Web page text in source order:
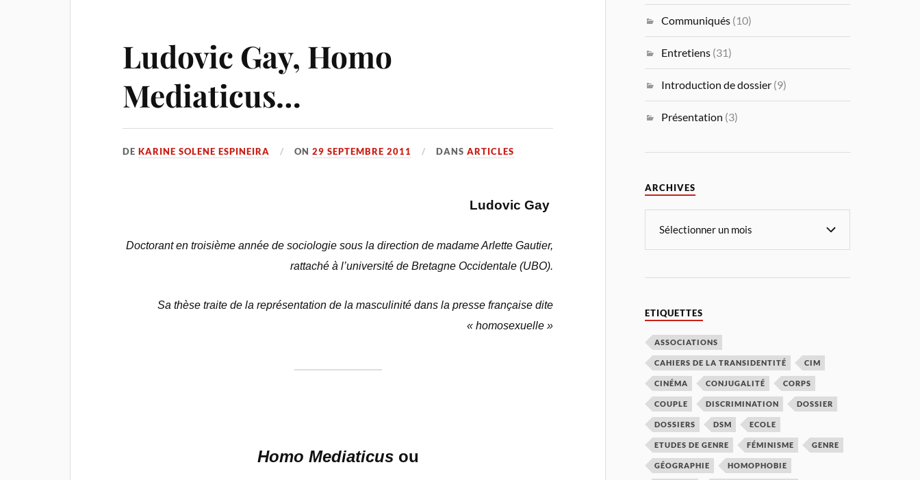
Ludovic Gay, Homo
Mediaticus…
DEKARINE SOLENE ESPINEIRA ON29 SEPTEMBRE 2011 DANSARTICLES
Ludovic Gay
Doctorant entroisième année de sociologie sous la direction de madame Arlette Gautier,
rattaché à l’université de Bretagne Occidentale (UBO).
Sa thèse traite de la représentation de la masculinité dans la presse française dite
« homosexuelle »
Homo Mediaticus ou
Communiqués (10)
Entretiens (31)
Introduction de dossier (9)
Présentation (3)
ARCHIVES
ETIQUETTES
ASSOCIATIONS
CAHIERS DE LA TRANSIDENTITÉ CIM
CINÉMA CONJUGALITÉ CORPS
COUPLE DISCRIMINATION DOSSIER
DOSSIERS DSM ECOLE
ETUDES DE GENRE FÉMINISME GENRE
GÉOGRAPHIE HOMOPHOBIE